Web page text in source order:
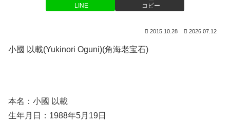
LINE コピー
2015.10.28 2026.07.12
小國 以載(Yukinori Oguni)(角海老宝石)
本名：小國 以載
生年月日：1988年5月19日